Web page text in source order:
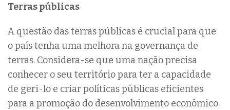
Terras públicas
A questão das terras públicas é crucial para que
o país tenha uma melhora na governança de
terras. Considera-se que uma nação precisa
conhecer o seu território para ter a capacidade
de geri-lo e criar políticas públicas eficientes
para a promoção do desenvolvimento econômico.